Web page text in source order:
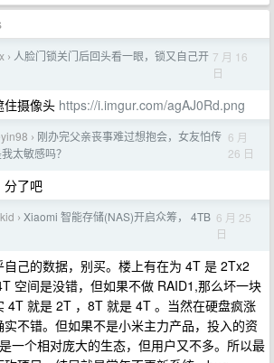
› 人脸门锁关门后回头看一眼，锁又自己开 7 月 16
日
住摄像头 https://i.imgur.com/agAJ0Rd.png
› 刚办完父亲丧事难过想抱会，女友怕传
太敏感吗？
6 月
26 日
分了吧
› Xiaomi 智能存储(NAS)开启众筹， 4TB 6 月 25
日
己的数据，别买。楼上有在为 4T 是 2Tx2
空间是没错，但如果不做 RAID1,那么坏一块
4T 就是 2T ，8T 就是 4T 。当然在硬盘疯涨
不错。但如果不是小米主力产品，投入的资
一个相对庞大的生态，但用户又不多。所以最